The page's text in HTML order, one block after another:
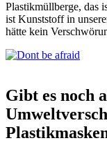
Plastikmüllberge, das
ist Kunststoff in
hätte kein
Gibt es noch